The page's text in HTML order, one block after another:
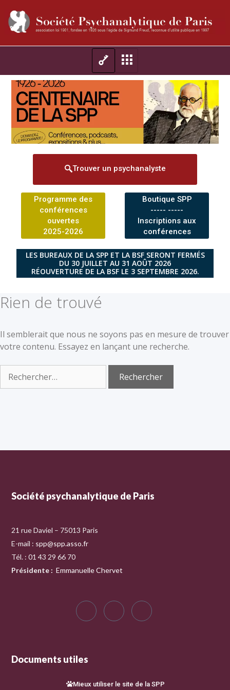
Trouver un psychanalyste
Programme des
conférences
ouvertes
2025-2026
Boutique SPP
----- -----
Inscriptions aux
conférences
LES BUREAUX DE LA SPP ET LA BSF SERONT FERMÉS
DU 30 JUILLET AU 31 AOÛT 2026
RÉOUVERTURE DE LA BSF LE 3 SEPTEMBRE 2026.
Rien de trouvé
Il semblerait que nous ne soyons pas en mesure de trouver
votre contenu. Essayez en lançant une recherche.
Société psychanalytique de Paris
21 rue Daviel – 75013 Paris
E-mail : spp@spp.asso.fr
Tél. : 01 43 29 66 70
Présidente : Emmanuelle Chervet
Documents utiles
Mieux utiliser le site de la SPP